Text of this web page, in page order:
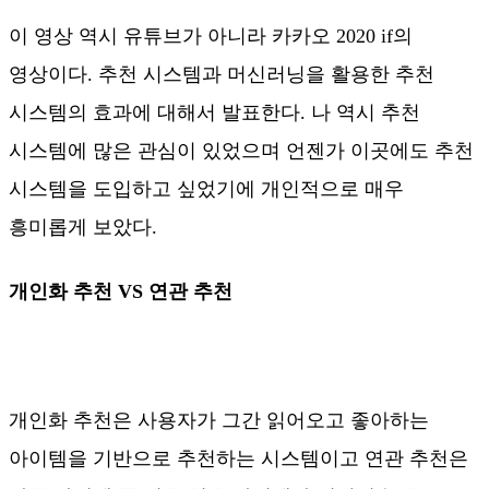
이 영상 역시 유튜브가 아니라 카카오 2020 if의
영상이다. 추천 시스템과 머신러닝을 활용한 추천
시스템의 효과에 대해서 발표한다. 나 역시 추천
시스템에 많은 관심이 있었으며 언젠가 이곳에도 추천
시스템을 도입하고 싶었기에 개인적으로 매우
흥미롭게 보았다.
개인화 추천 VS 연관 추천
개인화 추천은 사용자가 그간 읽어오고 좋아하는
아이템을 기반으로 추천하는 시스템이고 연관 추천은